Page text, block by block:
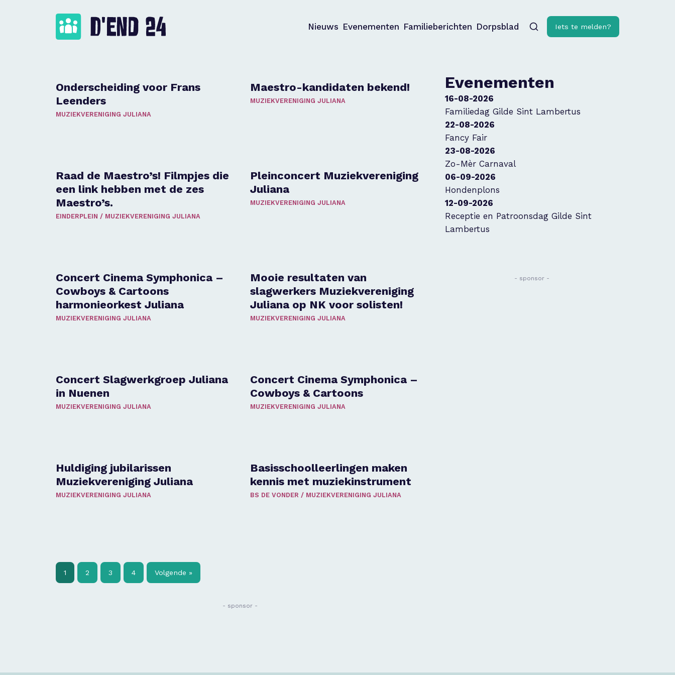
Nieuws Evenementen Familieberichten Dorpsblad Iets te melden?
Onderscheiding voor Frans
Leenders
MUZIEKVERENIGING JULIANA
Maestro-kandidaten bekend!
MUZIEKVERENIGING JULIANA
Raad de Maestro’s! Filmpjes die
een link hebben met de zes
Maestro’s.
EINDERPLEIN / MUZIEKVERENIGING JULIANA
Pleinconcert Muziekvereniging
Juliana
MUZIEKVERENIGING JULIANA
Concert Cinema Symphonica –
Cowboys & Cartoons
harmonieorkest Juliana
MUZIEKVERENIGING JULIANA
Mooie resultaten van
slagwerkers Muziekvereniging
Juliana op NK voor solisten!
MUZIEKVERENIGING JULIANA
Concert Slagwerkgroep Juliana
in Nuenen
MUZIEKVERENIGING JULIANA
Concert Cinema Symphonica –
Cowboys & Cartoons
MUZIEKVERENIGING JULIANA
Huldiging jubilarissen
Muziekvereniging Juliana
MUZIEKVERENIGING JULIANA
Basisschoolleerlingen maken
kennis met muziekinstrument
BS DE VONDER / MUZIEKVERENIGING JULIANA
1 2 3 4 Volgende »
- sponsor -
Evenementen
16-08-2026
Familiedag Gilde Sint Lambertus
22-08-2026
Fancy Fair
23-08-2026
Zo-Mèr Carnaval
06-09-2026
Hondenplons
12-09-2026
Receptie en Patroonsdag Gilde Sint
Lambertus
- sponsor -